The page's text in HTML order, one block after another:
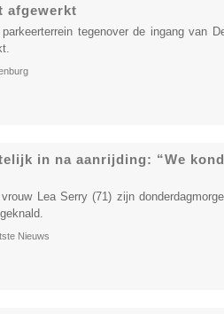
afgewerkt
tegenover de ingang van
in na aanrijding: “We
Lea Serry (71) zijn
Nieuws